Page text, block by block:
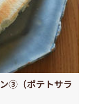
③（ポテトサラ